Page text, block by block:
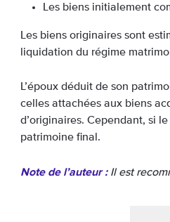
Les biens initialement
Les biens originaires sont
liquidation du régime
L’époux déduit de son
celles attachées aux biens
d’originaires. Cependant, si
patrimoine final.
Note de l’auteur :Il est